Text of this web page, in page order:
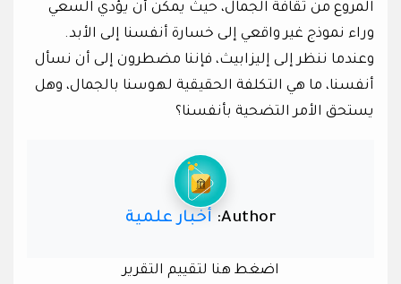
المروع من ثقافة الجمال، حيث يمكن أن يؤدي السعي
وراء نموذج غير واقعي إلى خسارة أنفسنا إلى الأبد.
وعندما ننظر إلى إليزابيث، فإننا مضطرون إلى أن نسأل
أنفسنا، ما هي التكلفة الحقيقية لهوسنا بالجمال، وهل
يستحق الأمر التضحية بأنفسنا؟
Author: أخبار علمية
اضغط هنا لتقييم التقرير